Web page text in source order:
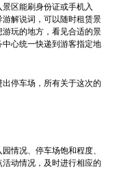
区能刷身份证或手机入
解说词，可以随时租赁景
玩的地方，看见合适的景
心统一快递到游客指定地
停车场，所有关于这次的
情况、停车场饱和程度、
动情况，及时进行相应的